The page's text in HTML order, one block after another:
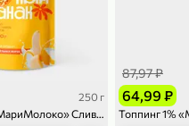
250 г
Топпинг 1% «МариМолоко» Сливочный банан, 250 г
64,99 ₽
87,97 ₽